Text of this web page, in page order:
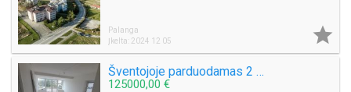
Palanga
Įkelta: 2024 12 05

Šventojoje parduodamas 2 kambarių 55 kv.m. Butas su TERASA Mokyklos g. 1 aukštas
125000,00 €